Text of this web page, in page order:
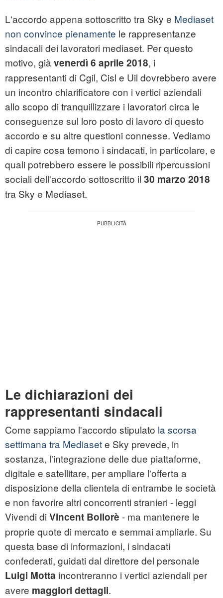
L'accordo appena sottoscritto tra Sky e Mediaset
non convince pienamente le rappresentanze
sindacali dei lavoratori mediaset. Per questo
motivo, già venerdì 6 aprile 2018, i
rappresentanti di Cgil, Cisl e Uil dovrebbero avere
un incontro chiarificatore con i vertici aziendali
allo scopo di tranquillizzare i lavoratori circa le
conseguenze sul loro posto di lavoro di questo
accordo e su altre questioni connesse. Vediamo
di capire cosa temono i sindacati, in particolare, e
quali potrebbero essere le possibili ripercussioni
sociali dell'accordo sottoscritto il 30 marzo 2018
tra Sky e Mediaset.
Le dichiarazioni dei
rappresentanti sindacali
Come sappiamo l'accordo stipulato la scorsa
settimana tra Mediasete Sky prevede, in
sostanza, l'integrazione delle due piattaforme,
digitale e satellitare, per ampliare l'offerta a
disposizione della clientela di entrambe le società
e non favorire altri concorrenti stranieri - leggi
Vivendi di Vincent Bollorè - ma mantenere le
proprie quote di mercato e semmai ampliarle. Su
questa base di informazioni, i sindacati
confederati, guidati dal direttore del personale
Luigi Motta incontreranno i vertici aziendali per
avere maggiori dettagli.